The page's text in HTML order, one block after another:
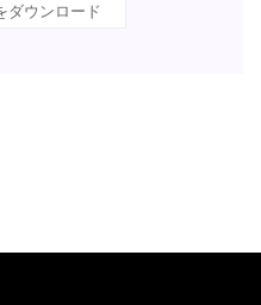
ダウンロード